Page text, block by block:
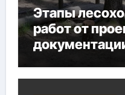
Этапы
работ от
мероприятий